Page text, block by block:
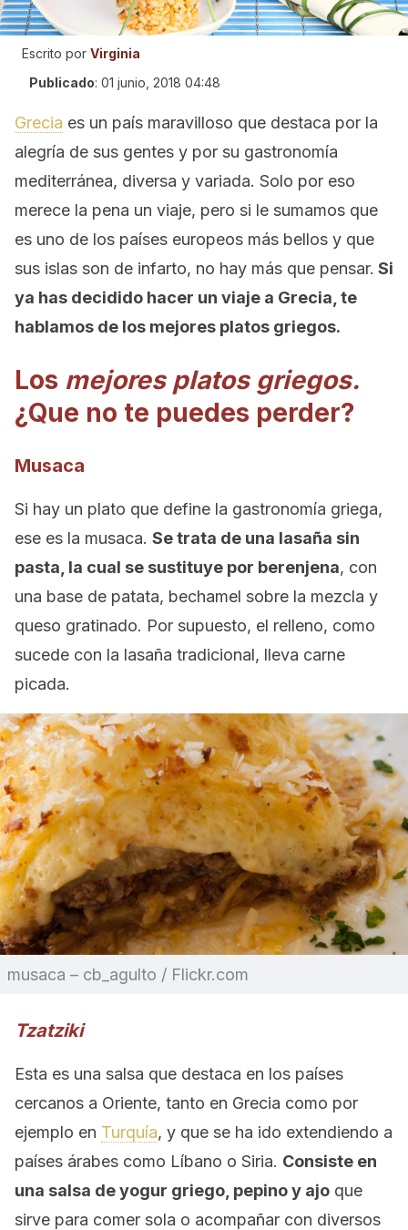
Escrito por Virginia
Publicado: 01 junio, 2018 04:48
Grecia es un país maravilloso que destaca por la
alegría de sus gentes y por su gastronomía
mediterránea, diversa y variada. Solo por eso
merece la pena un viaje, pero si le sumamos que
es uno de los países europeos más bellos y que
sus islas son de infarto, no hay más que pensar. Si
ya has decidido hacer un viaje a Grecia, te
hablamos de los mejores platos griegos.
Los mejores platos griegos.
¿Que no te puedes perder?
Musaca
Si hay un plato que define la gastronomía griega,
ese es la musaca. Se trata de una lasaña sin
pasta, la cual se sustituye por berenjena, con
una base de patata, bechamel sobre la mezcla y
queso gratinado. Por supuesto, el relleno, como
sucede con la lasaña tradicional, lleva carne
picada.
musaca – cb_agulto / Flickr.com
Tzatziki
Esta es una salsa que destaca en los países
cercanos a Oriente, tanto en Grecia como por
ejemplo en Turquía, y que se ha ido extendiendo a
países árabes como Líbano o Siria. Consiste en
una salsa de yogur griego, pepino y ajo que
sirve para comer sola o acompañar con diversos